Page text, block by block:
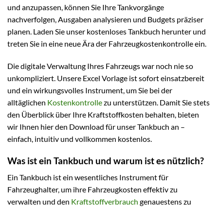
und anzupassen, können Sie Ihre Tankvorgänge
nachverfolgen, Ausgaben analysieren und Budgets präziser
planen. Laden Sie unser kostenloses Tankbuch herunter und
treten Sie in eine neue Ära der Fahrzeugkostenkontrolle ein.
Die digitale Verwaltung Ihres Fahrzeugs war noch nie so
unkompliziert. Unsere Excel Vorlage ist sofort einsatzbereit
und ein wirkungsvolles Instrument, um Sie bei der
alltäglichen Kostenkontrollezu unterstützen. Damit Sie stets
den Überblick über Ihre Kraftstoffkosten behalten, bieten
wir Ihnen hier den Download für unser Tankbuch an –
einfach, intuitiv und vollkommen kostenlos.
Was ist ein Tankbuch und warum ist es nützlich?
Ein Tankbuch ist ein wesentliches Instrument für
Fahrzeughalter, um ihre Fahrzeugkosten effektiv zu
verwalten und den Kraftstoffverbrauch genauestens zu